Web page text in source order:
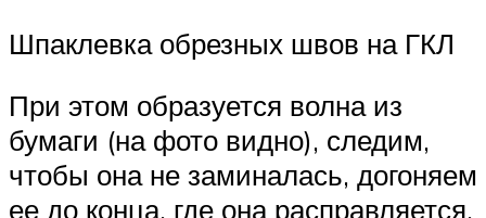
Шпаклевка обрезных швов на ГКЛ
При этом образуется волна из
бумаги (на фото видно), следим,
чтобы она не заминалась, догоняем
ее до конца, где она расправляется.